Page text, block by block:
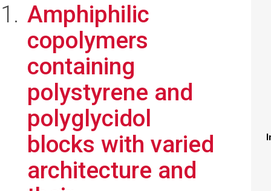
Amphiphilic
copolymers
containing
polystyrene and
polyglycidol
blocks with varied
architecture and